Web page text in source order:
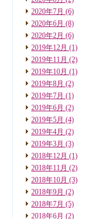
2020年7月 (6)
2020年6月 (8)
2020年2月 (6)
2019年12月 (1)
2019年11月 (2)
2019年10月 (1)
2019年8月 (2)
2019年7月 (1)
2019年6月 (2)
2019年5月 (4)
2019年4月 (2)
2019年3月 (3)
2018年12月 (1)
2018年11月 (2)
2018年10月 (3)
2018年9月 (2)
2018年7月 (5)
2018年6月 (2)